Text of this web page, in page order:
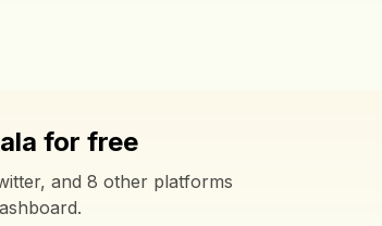
for free
and 8 other platforms